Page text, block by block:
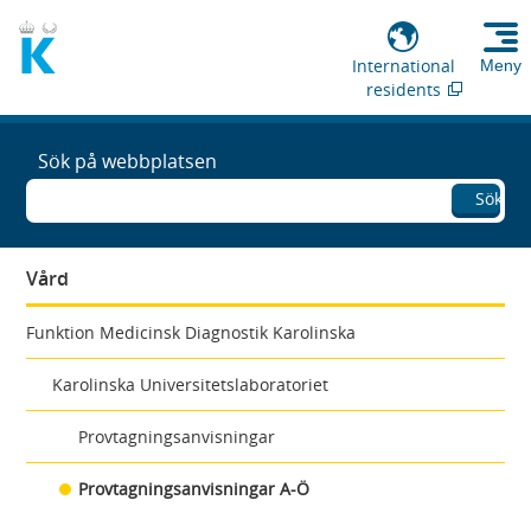
International
residents
Meny
Sök på webbplatsen
Sök
Vård
Funktion Medicinsk Diagnostik Karolinska
Karolinska Universitetslaboratoriet
Provtagningsanvisningar
Provtagningsanvisningar A-Ö